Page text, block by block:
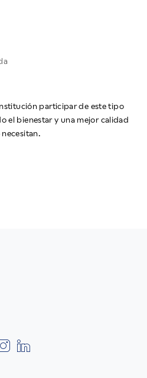
participar de este tipo
el bienestar y una mejor calidad